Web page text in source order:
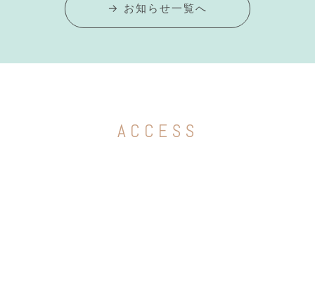
→ お知らせ一覧へ
ACCESS